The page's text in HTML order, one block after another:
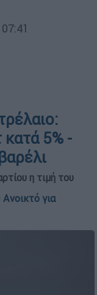
5% -
η τιμή του
Ανοικτό για